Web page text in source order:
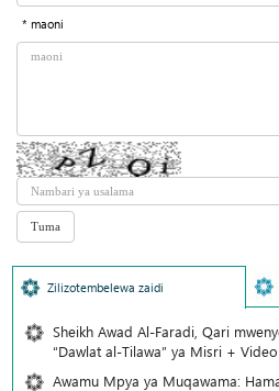
* maoni
Zilizotembelewa zaidi
Sheikh Awad Al-Faradi, Qari
“Dawlat al-Tilawa” ya Misri + Video
Awamu Mpya ya Muqawama: